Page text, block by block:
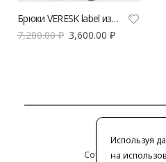
Брюки VERESK label из вискозы
7,200.00₽ 3,600.00 ₽
Сотрудничество
Используя
на